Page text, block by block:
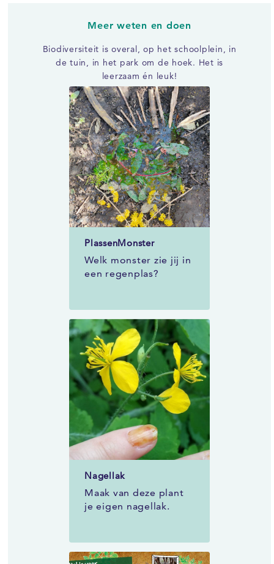
Meer weten en doen
Biodiversiteit is overal, op het schoolplein, in
de tuin, in het park om de hoek. Het is
leerzaam én leuk!
PlassenMonster
Welk monster zie jij in
een regenplas?
Nagellak
Maak van deze plant
je eigen nagellak.